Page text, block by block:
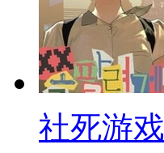
社死游戏